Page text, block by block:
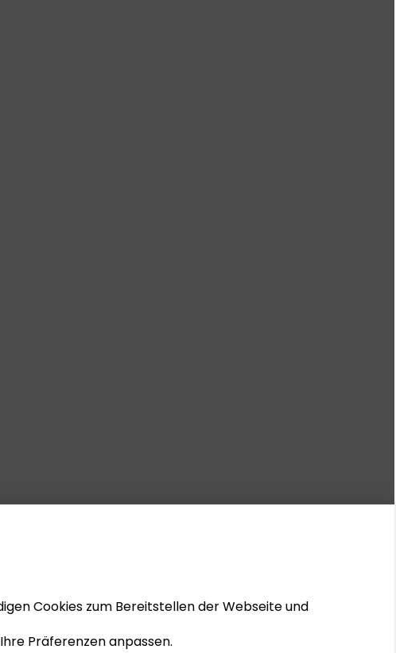
Cookies zum Bereitstellen der Webseite und
Präferenzen anpassen.